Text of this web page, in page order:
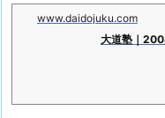
www.daidojuku.com
大道塾｜